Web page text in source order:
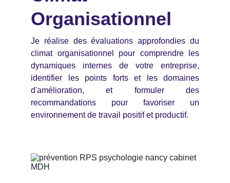
Organisationnel
Je réalise des évaluations approfondies du
climat organisationnel pour comprendre les
dynamiques internes de votre entreprise,
identifier les points forts et les domaines
d'amélioration, et formuler des
recommandations pour favoriser un
environnement de travail positif et productif.